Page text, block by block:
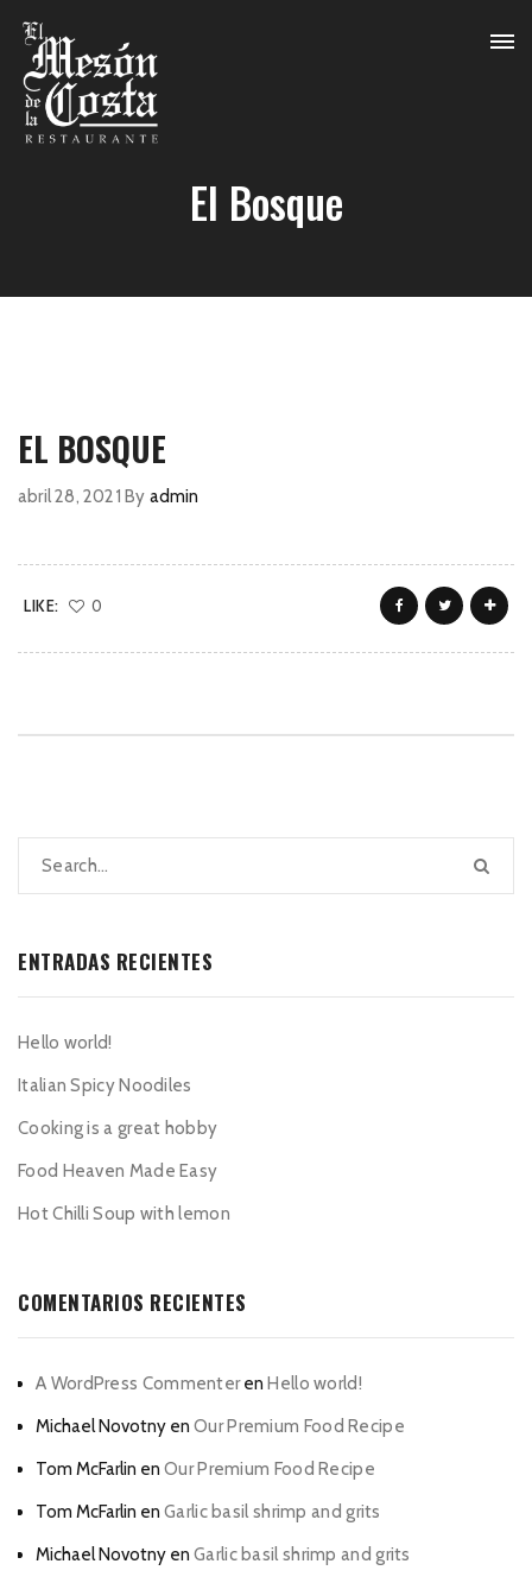
El Bosque
EL BOSQUE
abril 28, 2021 By admin
LIKE: 0
ENTRADAS RECIENTES
Hello world!
Italian Spicy Noodiles
Cooking is a great hobby
Food Heaven Made Easy
Hot Chilli Soup with lemon
COMENTARIOS RECIENTES
A WordPress CommenterenHello world!
Michael Novotny en Our Premium Food Recipe
Tom McFarlin en Our Premium Food Recipe
Tom McFarlin en Garlic basil shrimp and grits
Michael Novotny en Garlic basil shrimp and grits